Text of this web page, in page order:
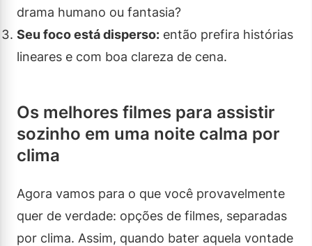
drama humano ou fantasia?
Seu foco está disperso: então prefira histórias
lineares e com boa clareza de cena.
Os melhores filmes para assistir
sozinho em uma noite calma por
clima
Agora vamos para o que você provavelmente
quer de verdade: opções de filmes, separadas
por clima. Assim, quando bater aquela vontade